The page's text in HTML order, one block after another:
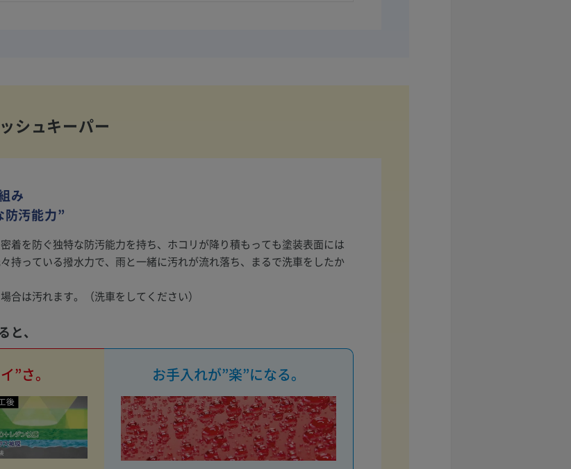
シュキーパー
み
防汚能力”
着を防ぐ独特な防汚能力を持ち、ホコリが降り積もっても塗装表面には
持っている撥水力で、雨と一緒に汚れが流れ落ち、まるで洗車をしたか
合は汚れます。（洗車をしてください）
、
”さ。 お手入れが”楽”になる。